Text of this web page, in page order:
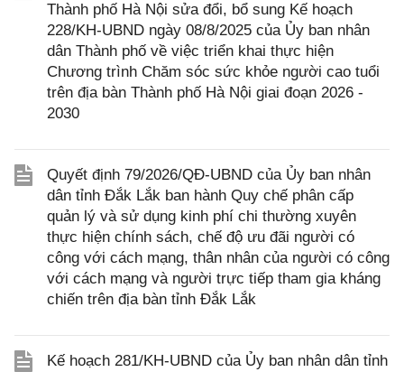
Thành phố Hà Nội sửa đổi, bổ sung Kế hoạch
228/KH-UBND ngày 08/8/2025 của Ủy ban nhân
dân Thành phố về việc triển khai thực hiện
Chương trình Chăm sóc sức khỏe người cao tuổi
trên địa bàn Thành phố Hà Nội giai đoạn 2026 -
2030
Quyết định 79/2026/QĐ-UBND của Ủy ban nhân
dân tỉnh Đắk Lắk ban hành Quy chế phân cấp
quản lý và sử dụng kinh phí chi thường xuyên
thực hiện chính sách, chế độ ưu đãi người có
công với cách mạng, thân nhân của người có công
với cách mạng và người trực tiếp tham gia kháng
chiến trên địa bàn tỉnh Đắk Lắk
Kế hoạch 281/KH-UBND của Ủy ban nhân dân tỉnh